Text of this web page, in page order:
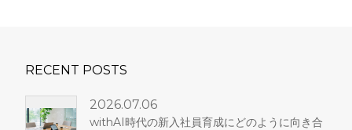
RECENT POSTS
2026.07.06
withAI時代の新入社員育成にどのように向き合